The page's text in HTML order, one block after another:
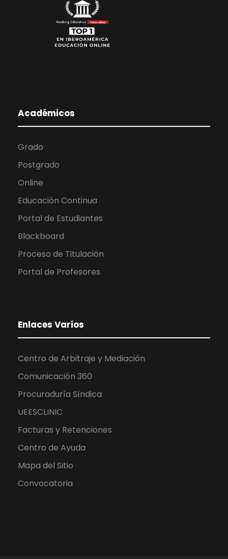
Académicos
Grado
Postgrado
Online
Educación Continua
Portal de Estudiantes
Blackboard
Proceso de Titulación
Portal de Profesores
Enlaces Varios
Centro de Arbitraje y Mediación
Comunicación 360
Procuraduría Síndica
UEESCLINIC
Facturas y Retenciones
Centro de Ayuda
Mapa del Sitio
Convocatoria